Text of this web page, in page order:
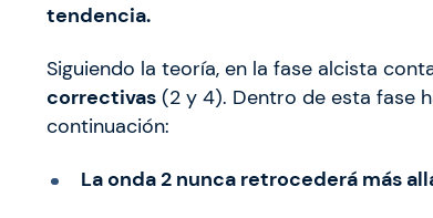
tendencia.
Siguiendo la teoría, en la fase alcista
correctivas (2 y 4). Dentro de esta fase
continuación:
La onda 2 nunca retrocederá más